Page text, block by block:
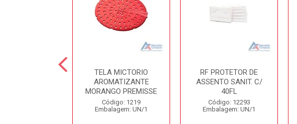
TELA MICTORIO
AROMATIZANTE
MORANGO PREMISSE
Código: 1219
Embalagem: UN/1
RF PROTETOR DE
ASSENTO SANIT. C/
40FL
Código: 12293
Embalagem: UN/1